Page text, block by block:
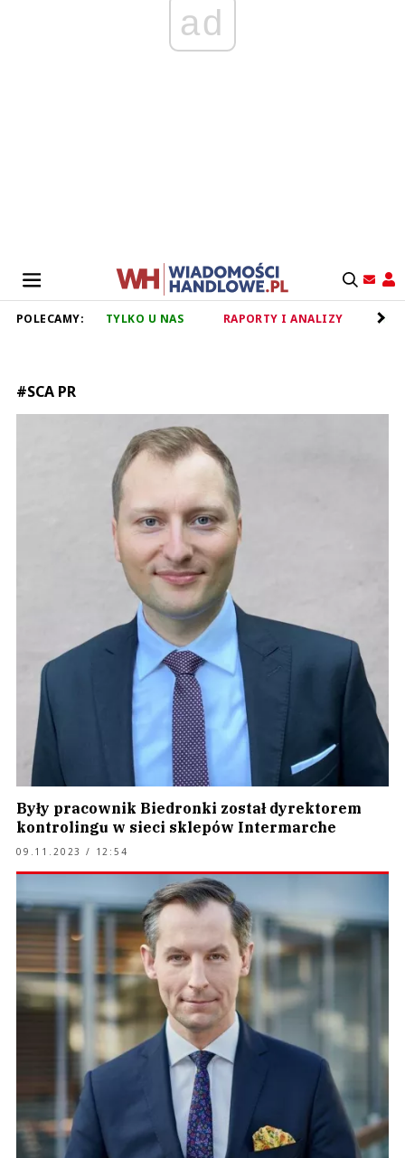
ad
POLECAMY: TYLKO U NAS RAPORTY I ANALIZY
#SCA PR
Były pracownik Biedronki został dyrektorem
kontrolingu w sieci sklepów Intermarche
09.11.2023 / 12:54